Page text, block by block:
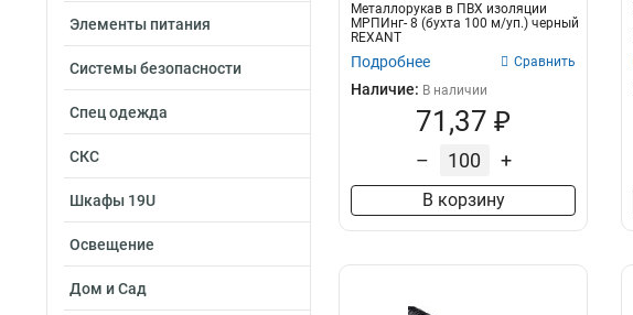
Элементы питания
Системы безопасности
Спец одежда
СКС
Шкафы 19U
Освещение
Дом и Сад
Металлорукав в ПВХ изоляции
МРПИнг- 8 (бухта 100 м/уп.) черный
REXANT
Подробнее Сравнить
Наличие: В наличии
71,37 ₽
– +
В корзину